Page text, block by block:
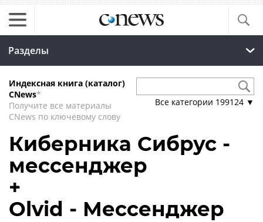
Разделы
Индексная книга (каталог)
CNews*
Получите все материалы
CNews по ключевому слову
Все категории 199124 ▼
Киберника Сибрус -
мессенджер
+
Olvid - Мессенджер